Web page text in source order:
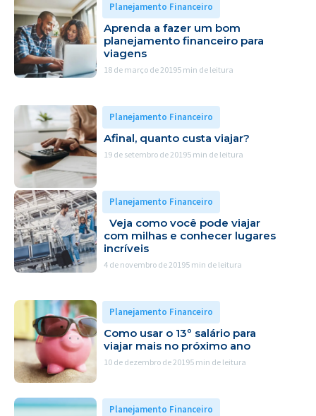
Planejamento Financeiro
Aprenda a fazer um bom
planejamento financeiro para
viagens
18 de março de 20195 min de leitura
Planejamento Financeiro
Afinal, quanto custa viajar?
19 de setembro de 20195 min de leitura
Planejamento Financeiro
Veja como você pode viajar
com milhas e conhecer lugares
incríveis
4 de novembro de 20195 min de leitura
Planejamento Financeiro
Como usar o 13º salário para
viajar mais no próximo ano
10 de dezembro de 20195 min de leitura
Planejamento Financeiro